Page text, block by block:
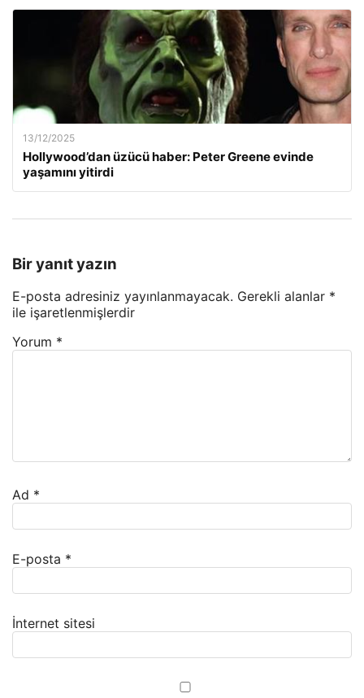
13/12/2025
Hollywood’dan üzücü haber: Peter Greene evinde
yaşamını yitirdi
Bir yanıt yazın
E-posta adresiniz yayınlanmayacak. Gerekli alanlar *
ile işaretlenmişlerdir
Yorum *
Ad *
E-posta *
İnternet sitesi